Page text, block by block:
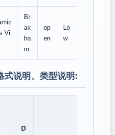
Vi
Br
ak
ha
m
op
en
Lo
w
式说明、类型说明:
D